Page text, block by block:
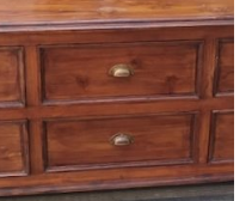
RUPTURE DE STOCK